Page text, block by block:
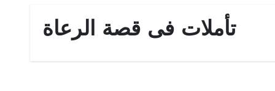
تأملات فى قصة الرعاة